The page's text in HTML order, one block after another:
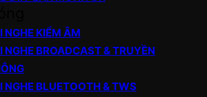
NGHE KIỂM ÂM
NGHE BROADCAST & TRUYỀN
NGHE BLUETOOTH & TWS